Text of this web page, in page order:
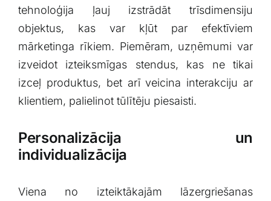
tehnoloģija ​ļauj izstrādāt trīsdimensiju
objektus,⁢ kas var kļūt‍ par efektīviem
⁤mārketinga rīkiem. Piemēram, uzņēmumi var
izveidot izteiksmīgas stendus, kas ne ⁤tikai⁣
izceļ produktus, bet arī veicina interakciju⁢ ar
klientiem, palielinot ‌tūlītēju piesaisti.
Personalizācija un
individualizācija
Viena no izteiktākajām lāzergriešanas